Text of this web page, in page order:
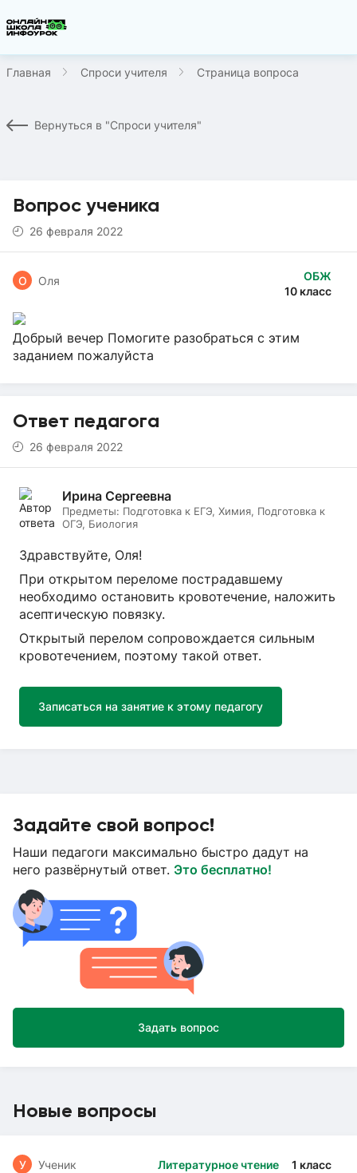
Главная Спроси учителя Страница вопроса
Вернуться в "Спроси учителя"
Вопрос ученика
26 февраля 2022
ОБЖ
10 класс
О Оля
Добрый вечер Помогите разобраться с этим
заданием пожалуйста
Ответ педагога
26 февраля 2022
Ирина Сергеевна
Предметы: Подготовка к ЕГЭ, Химия, Подготовка к
ОГЭ, Биология
Здравствуйте, Оля!
При открытом переломе пострадавшему
необходимо остановить кровотечение, наложить
асептическую повязку.
Открытый перелом сопровождается сильным
кровотечением, поэтому такой ответ.
Записаться на занятие к этому педагогу
Задайте свой вопрос!
Наши педагоги максимально быстро дадут на
него развёрнутый ответ. Это бесплатно!
Задать вопрос
Новые вопросы
Литературное чтение 1 класс
У Ученик